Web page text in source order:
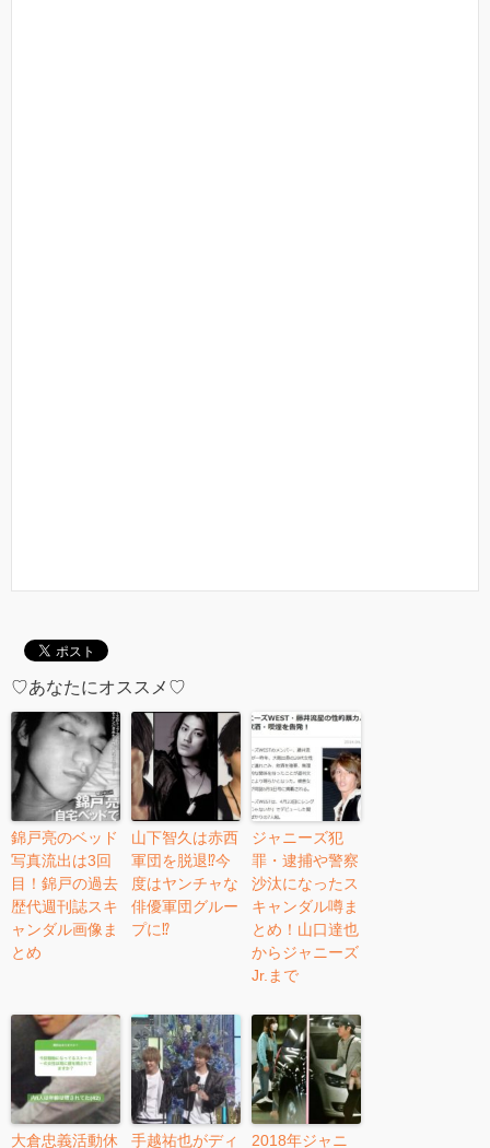
♡あなたにオススメ♡
錦戸亮のベッド
写真流出は3回
目！錦戸の過去
歴代週刊誌スキ
ャンダル画像ま
とめ
山下智久は赤西
軍団を脱退⁉︎今
度はヤンチャな
俳優軍団グルー
プに⁉︎
ジャニーズ犯
罪・逮捕や警察
沙汰になったス
キャンダル噂ま
とめ！山口達也
からジャニーズ
Jr.まで
大倉忠義活動休
手越祐也がディ
2018年ジャニ